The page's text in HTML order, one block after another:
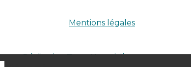
Mentions légales
RéalisationTerre Nourricière